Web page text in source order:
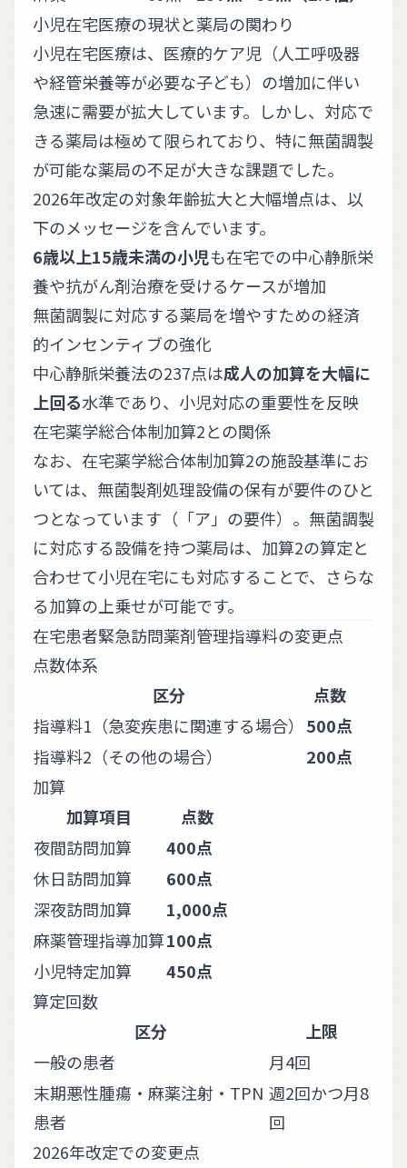
小児在宅医療の現状と薬局の関わり
小児在宅医療は、医療的ケア児（人工呼吸器
や経管栄養等が必要な子ども）の増加に伴い
急速に需要が拡大しています。しかし、対応で
きる薬局は極めて限られており、特に無菌調製
が可能な薬局の不足が大きな課題でした。
2026年改定の対象年齢拡大と大幅増点は、以
下のメッセージを含んでいます。
6歳以上15歳未満の小児も在宅での中心静脈栄
養や抗がん剤治療を受けるケースが増加
無菌調製に対応する薬局を増やすための経済
的インセンティブの強化
中心静脈栄養法の237点は成人の加算を大幅に
上回る水準であり、小児対応の重要性を反映
在宅薬学総合体制加算2との関係
なお、在宅薬学総合体制加算2の施設基準にお
いては、無菌製剤処理設備の保有が要件のひと
つとなっています（「ア」の要件）。無菌調製
に対応する設備を持つ薬局は、加算2の算定と
合わせて小児在宅にも対応することで、さらな
る加算の上乗せが可能です。
在宅患者緊急訪問薬剤管理指導料の変更点
点数体系
区分
点数
指導料1（急変疾患に関連する場合） 500点
指導料2（その他の場合）
200点
加算
加算項目
点数
夜間訪問加算
400点
休日訪問加算
600点
深夜訪問加算
1,000点
麻薬管理指導加算100点
小児特定加算
450点
算定回数
区分
上限
一般の患者
月4回
末期悪性腫瘍・麻薬注射・TPN
患者
週2回かつ月8
回
2026年改定での変更点